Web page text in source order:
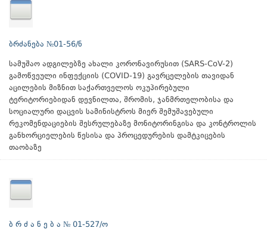
ბრძანება №01-56/ნ
სამუშაო ადგილებზე ახალი კორონავირუსით (SARS-CoV-2)
გამოწვეული ინფექციის (COVID-19) გავრცელების თავიდან
აცილების მიზნით საქართველოს ოკუპირებული
ტერიტორიებიდან დევნილთა, შრომის, ჯანმრთელობისა და
სოციალური დაცვის სამინისტროს მიერ შემუშავებული
რეკომენდაციების შესრულებაზე მონიტორინგისა და კონტროლის
განხორციელების წესისა და პროცედურების დამტკიცების
თაობაზე
ბ რ ძ ა ნ ე ბ ა № 01-527/ო